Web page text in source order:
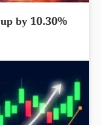
by 10.30%